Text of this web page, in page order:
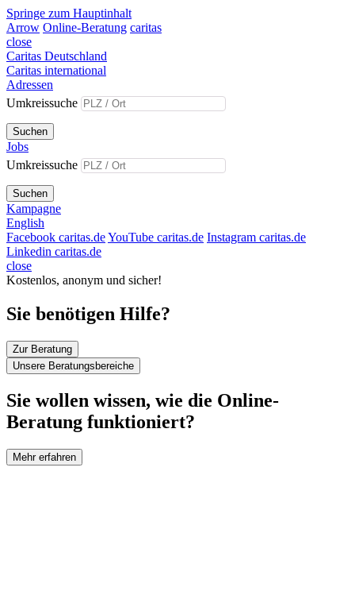
Springe zum Hauptinhalt
Arrow Online-Beratung caritas
close
Caritas Deutschland
Caritas international
Adressen
Umkreissuche
Suchen
Jobs
Umkreissuche
Suchen
Kampagne
English
Facebook caritas.deYouTube caritas.de Instagram caritas.de
Linkedin caritas.de
close
Kostenlos, anonym und sicher!
Sie benötigen Hilfe?
Zur Beratung
Unsere Beratungsbereiche
Sie wollen wissen, wie die Online-
Beratung funktioniert?
Mehr erfahren